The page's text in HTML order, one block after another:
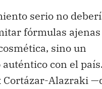
serio no
fórmulas
sino un
con el
Cortázar-Alazraki